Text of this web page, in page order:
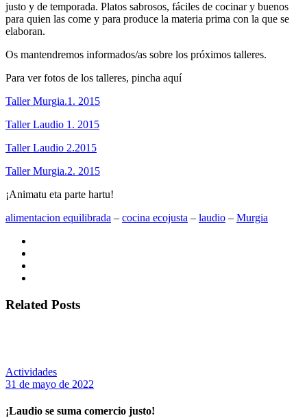
justo y de temporada. Platos sabrosos, fáciles de cocinar y buenos
para quien las come y para produce la materia prima con la que se
elaboran.
Os mantendremos informados/as sobre los próximos talleres.
Para ver fotos de los talleres, pincha aquí
Taller Murgia.1. 2015
Taller Laudio 1. 2015
Taller Laudio 2.2015
Taller Murgia.2. 2015
¡Animatu eta parte hartu!
alimentacion equilibrada ‒ cocina ecojusta ‒ laudio ‒ Murgia
Related Posts
Actividades
31 de mayo de 2022
¡Laudio se suma comercio justo!